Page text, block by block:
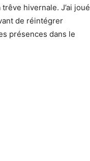
hivernale. J’ai joué
de réintégrer
présences dans le